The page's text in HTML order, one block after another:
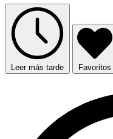
Leer más tarde Favoritos